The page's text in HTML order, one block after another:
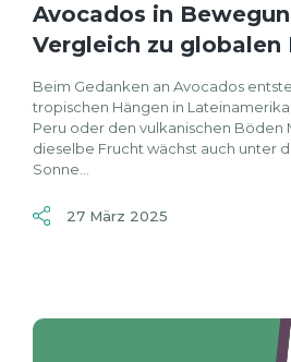
Avocados in
Vergleich zu
Beim Gedanken an Avocados
tropischen Hängen in
Peru oder den vulkanischen Böden
dieselbe Frucht wächst auch unter
Sonne...
27 März 2025